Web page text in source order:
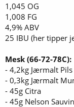
1,045 OG
1,008 FG
4,9% ABV
25 IBU (her tipper
Mesk (66-72-78C):
- 4,2kg Jærmalt Pils
- 0,3kg Jærmalt
- 45g Citra
- 45g Nelson Sauvin